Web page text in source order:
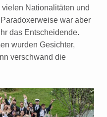
Nationalitäten und
war aber
das Entscheidende.
wurden Gesichter,
verschwand die